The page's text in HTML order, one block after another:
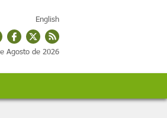
English
Agosto de 2026